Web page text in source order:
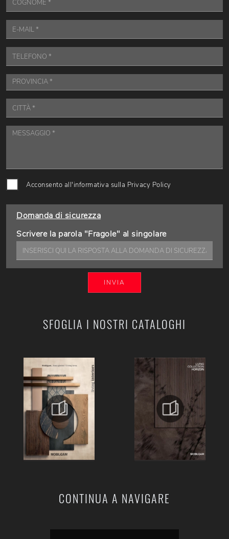
SFOGLIA I NOSTRI CATALOGHI
CONTINUA A NAVIGARE
Acconsento all'informativa sulla Privacy Policy
Domanda di sicurezza
Scrivere la parola "Fragole" al singolare
INVIA